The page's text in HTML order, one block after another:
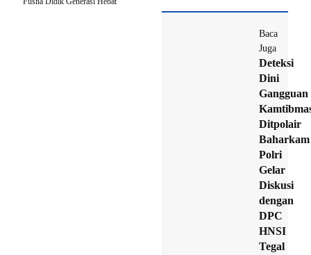
Baca
Juga
Deteksi
Dini
Gangguan
Ditpolair
Baharkam
Polri
Gelar
Diskusi
dengan
DPC
HNSI
Tegal